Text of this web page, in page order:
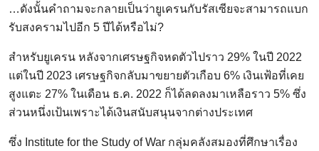
…ดังนั้นคำถามจะกลายเป็นว่ายูเครนกับรัสเซียจะสามารถแบก
รับสงครามไปอีก 5 ปีได้หรือไม่?
สำหรับยูเครน หลังจากเศรษฐกิจหดตัวไปราว 29% ในปี 2022
แต่ในปี 2023 เศรษฐกิจกลับมาขยายตัวเกือบ 6% เงินเฟ้อที่เคย
สูงแตะ 27% ในเดือน ธ.ค. 2022 ก็ได้ลดลงมาเหลือราว 5% ซึ่ง
ส่วนหนึ่งเป้นเพราะได้เงินสนับสนุนจากต่างประเทศ
ซึ่ง Institute for the Study of War กลุ่มคลังสมองที่ศึกษาเรื่อง